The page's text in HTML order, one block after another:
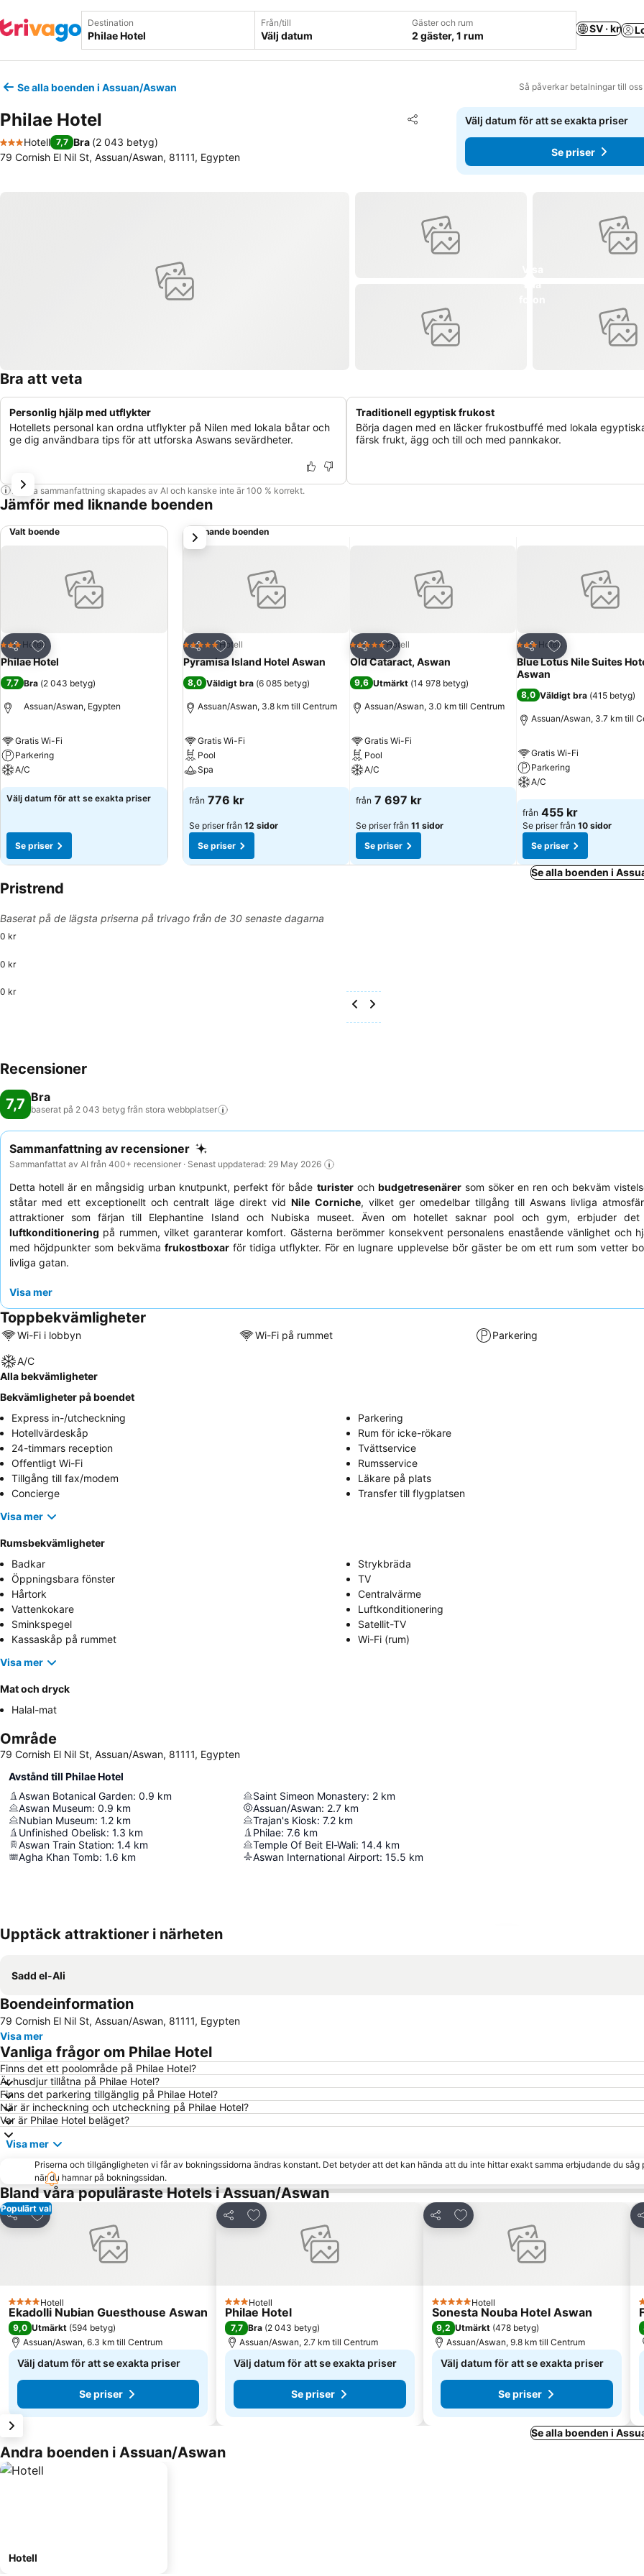
Destination Från/till
Välj datum
Gäster och rum
2 gäster, 1 rum
SV · kr
Se alla boenden i Assuan/Aswan Så påverkar betalningar till
Philae Hotel Dela
Lägg till i Mina Favoriter
3 Stjärnor
Hotell 7,7 Bra (2 043 betyg)
79 Cornish El Nil St, Assuan/Aswan, 81111, Egypten
Välj datum för att se exakta priser
Se priser
Bra att veta
Personlig hjälp med utflykter
Hotellets personal kan ordna utflykter på Nilen med lokala båtar och
ge dig användbara tips för att utforska Aswans sevärdheter.
Traditionell egyptisk frukost
Börja dagen med en läcker frukostbuffé med lokala
färsk frukt, ägg och till och med pannkakor.
Denna sammanfattning skapades av AI och kanske inte är 100 % korrekt.
Jämför med liknande boenden
Valt boende
Dela
Lägg till i Mina Favoriter
3 Stjärnor
Hotell
Philae Hotel
7,7 Bra (2 043 betyg)
Assuan/Aswan, Egypten
Gratis Wi-Fi
Parkering
A/C
Välj datum för att se exakta priser
Se priser
Liknande boenden
Dela
Lägg till i Mina Favoriter
5 StjärnorHotell
Pyramisa Island Hotel Aswan
8,0 Väldigt bra (6 085 betyg)
Assuan/Aswan, 3.8 km till Centrum
Gratis Wi-Fi
Pool
Spa
från 776 kr
Se priser från 12 sidor
Se priser
Dela
Lägg till i Mina Favoriter
5 StjärnorHotell
Old Cataract, Aswan
9,6 Utmärkt (14 978 betyg)
Assuan/Aswan, 3.0 km till Centrum
Gratis Wi-Fi
Pool
A/C
från 7 697 kr
Se priser från 11 sidor
Se priser
Dela
Lägg till i Mina
3 Stjärnor
Hotell
Blue Lotus Nile Suites
Aswan
8,0 Väldigt bra (415 betyg)
Assuan/Aswan, 3.7 km till
Gratis Wi-Fi
Parkering
A/C
från 455 kr
Se priser från 10 sidor
Se priser
nästa
Se alla boenden i
Pristrend
Baserat på de lägsta priserna på trivago från de 30 senaste dagarna
0 kr
0 kr
0 kr
Recensioner
7,7 Bra
baserat på 2 043 betyg från stora webbplatser
Sammanfattning av recensioner
Sammanfattat av AI från 400+ recensioner · Senast uppdaterad: 29 May 2026
Detta hotell är en mångsidig urban knutpunkt, perfekt för både turisteroch budgetresenärersom söker en ren och bekväm
ståtar med ett exceptionellt och centralt läge direkt vidNile Corniche, vilket ger omedelbar tillgång till Aswans livliga
attraktioner som färjan till Elephantine Island och Nubiska museet. Även om hotellet saknar pool och gym, erbjuder det
luftkonditionering på rummen, vilket garanterar komfort. Gästerna berömmer konsekvent personalens enastående vänlighet och
med höjdpunkter som bekvämafrukostboxar för tidiga utflykter. För en lugnare upplevelse bör gäster be om ett rum som vetter
livliga gatan.
Visa mer
Toppbekvämligheter
Wi-Fi i lobbyn Wi-Fi på rummet Parkering
A/C
Alla bekvämligheter
Bekvämligheter på boendet
Express in-/utcheckning
Parkering
Hotellvärdeskåp
Rum för icke-rökare
24-timmars reception
Tvättservice
Offentligt Wi-Fi
Rumsservice
Tillgång till fax/modem
Läkare på plats
Concierge
Transfer till flygplatsen
Visa mer
Rumsbekvämligheter
Badkar
Strykbräda
Öppningsbara fönster
TV
Hårtork
Centralvärme
Vattenkokare
Luftkonditionering
Sminkspegel
Satellit-TV
Kassaskåp på rummet
Wi-Fi (rum)
Visa mer
Mat och dryck
Halal-mat
Område
79 Cornish El Nil St, Assuan/Aswan, 81111, Egypten
Avstånd till Philae Hotel
Aswan Botanical Garden: 0.9 km
Aswan Museum: 0.9 km
Nubian Museum: 1.2 km
Unfinished Obelisk: 1.3 km
Aswan Train Station: 1.4 km
Agha Khan Tomb: 1.6 km
Saint Simeon Monastery: 2 km
Assuan/Aswan: 2.7 km
Trajan's Kiosk: 7.2 km
Philae: 7.6 km
Temple Of Beit El-Wali: 14.4 km
Aswan International Airport: 15.5 km
Upptäck attraktioner i närheten
Sadd el-Ali
Boendeinformation
79 Cornish El Nil St, Assuan/Aswan, 81111, Egypten
Visa mer
Vanliga frågor om Philae Hotel
Finns det ett poolområde på Philae Hotel?
Är husdjur tillåtna på Philae Hotel?
Finns det parkering tillgänglig på Philae Hotel?
När är incheckning och utcheckning på Philae Hotel?
Var är Philae Hotel beläget?
Visa mer
Priserna och tillgängligheten vi får av bokningssidorna ändras konstant. Det betyder att det kan hända att du inte hittar exakt samma erbjudande du såg
när du hamnar på bokningssidan.
Bland våra populäraste Hotels i Assuan/Aswan
Populärt val
Dela
Lägg till i Mina Favoriter
4 Stjärnor
Hotell
Ekadolli Nubian Guesthouse Aswan
9,0 Utmärkt (594 betyg)
Assuan/Aswan, 6.3 km till Centrum
Välj datum för att se exakta priser
Se priser
Dela
Lägg till i Mina Favoriter
3 Stjärnor
Hotell
Philae Hotel
7,7 Bra (2 043 betyg)
Assuan/Aswan, 2.7 km till Centrum
Välj datum för att se exakta priser
Se priser
Dela
Lägg till i Mina Favoriter
5 StjärnorHotell
Sonesta Nouba Hotel Aswan
9,2 Utmärkt (478 betyg)
Assuan/Aswan, 9.8 km till Centrum
Välj datum för att se exakta priser
Se priser
Se alla boenden i
Andra boenden i Assuan/Aswan
Hotell